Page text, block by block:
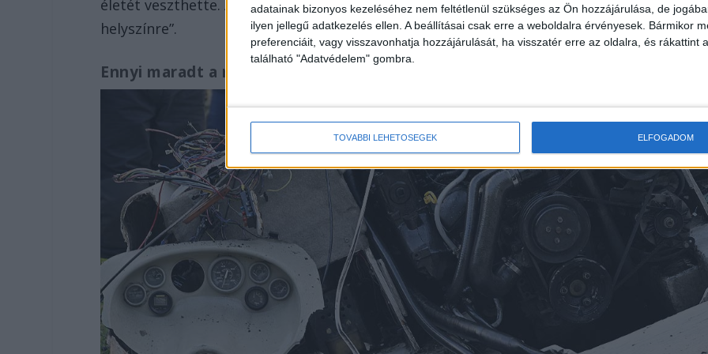
adatainak bizonyos kezeléséhez nem feltétlenül szükséges az Ön hozzájárulása, de
ilyen jellegű adatkezelés ellen. A beállításai csak erre a weboldalra érvényesek. Bármikor
preferenciáit, vagy visszavonhatja hozzájárulását, ha visszatér erre az oldalra, és rákattint
található "Adatvédelem" gombra.
TOVÁBBI LEHETŐSÉGEK ELFOGADOM
életét veszthette. Azonnal értesítette a rendőröket, akik percek alatt kiértek a
helyszínre”.
Ennyi maradt a motorcsónakból